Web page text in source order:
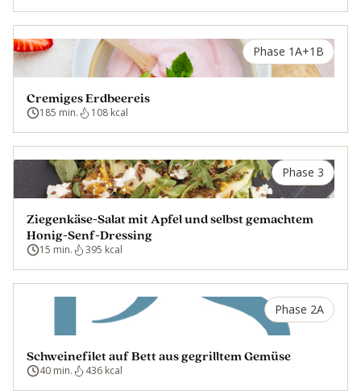
Phase 1A+1B
Cremiges Erdbeereis
185 min. 108 kcal
Phase 3
Ziegenkäse-Salat mit Apfel und selbst gemachtem
Honig-Senf-Dressing
15 min. 395 kcal
Phase 2A
Schweinefilet auf Bett aus gegrilltem Gemüse
40 min. 436 kcal